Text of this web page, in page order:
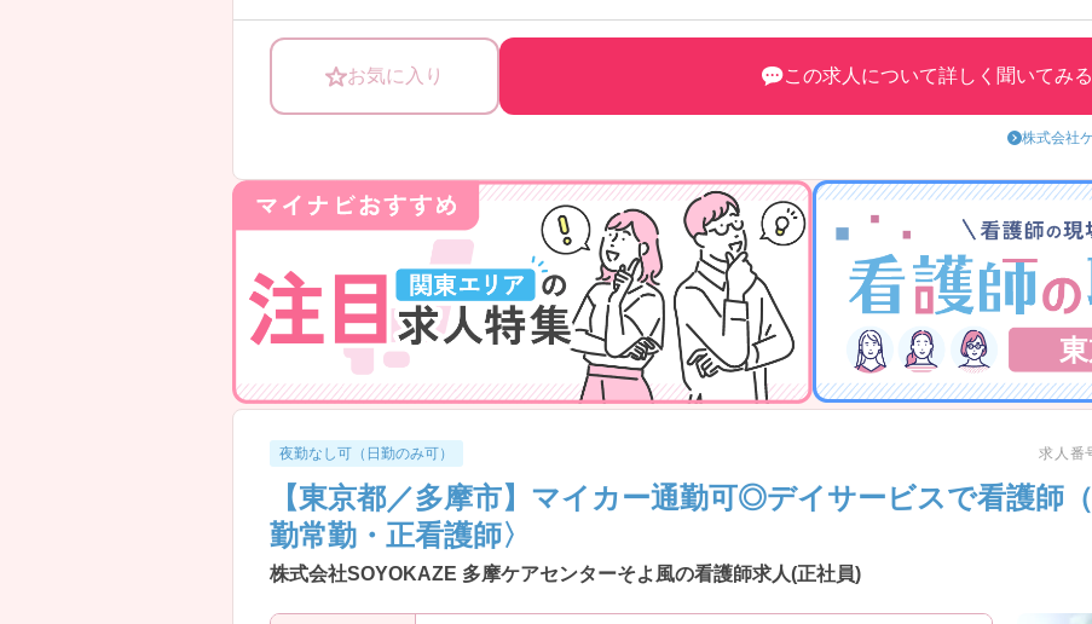
お気に入り この求人について詳しく聞いてみる
株式会社
夜勤なし可（日勤のみ可） 求人番
【東京都／多摩市】マイカー通勤可◎デイサービスで看護師
勤常勤・正看護師〉
株式会社SOYOKAZE 多摩ケアセンターそよ風の看護師求人(正社員)